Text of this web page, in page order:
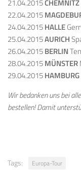
21.04.2015CHEMNITZ
22.04.2015
24.04.2015HALLE
25.04.2015AURICH
26.04.2015BERLIN
28.04.2015MÜNSTER
29.04.2015HAMBURG
Wir bedanken uns bei
bestellen! Damit
Tags: Europa-Tour